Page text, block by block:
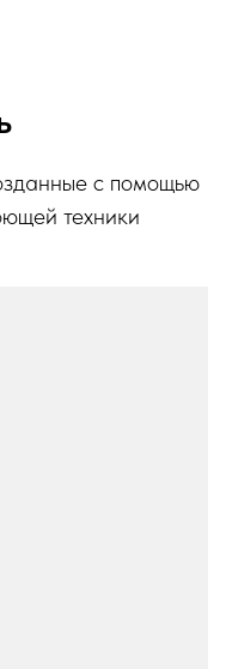
с помощью
техники